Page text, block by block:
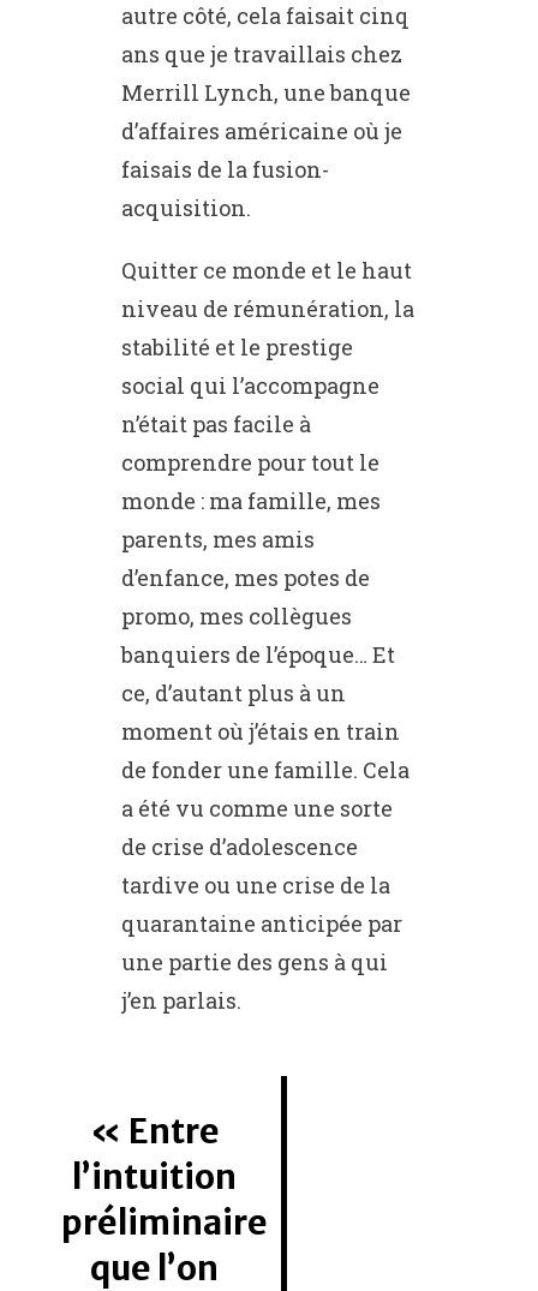
autre côté, cela faisait cinq
ans que je travaillais chez
Merrill Lynch, une banque
d’affaires américaine où je
faisais de la fusion-
acquisition.
Quitter ce monde et le haut
niveau de rémunération, la
stabilité et le prestige
social qui l’accompagne
n’était pas facile à
comprendre pour tout le
monde : ma famille, mes
parents, mes amis
d’enfance, mes potes de
promo, mes collègues
banquiers de l’époque… Et
ce, d’autant plus à un
moment où j’étais en train
de fonder une famille. Cela
a été vu comme une sorte
de crise d’adolescence
tardive ou une crise de la
quarantaine anticipée par
une partie des gens à qui
j’en parlais.
Entre
l’intuition
préliminaire
que l’on